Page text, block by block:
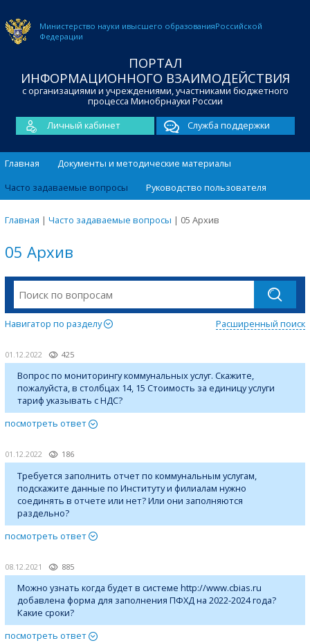
Министерство науки ивысшего образованияРоссийской
Федерации
ПОРТАЛ
ИНФОРМАЦИОННОГО ВЗАИМОДЕЙСТВИЯ
с организациями и учреждениями, участниками бюджетного
процесса Минобрнауки России
Личный кабинет
Служба поддержки
Главная
Документы и методические материалы
Часто задаваемые вопросы
Руководство пользователя
Главная | Часто задаваемые вопросы | 05 Архив
05 Архив
Навигатор по разделу Расширенный поиск
01.12.2022 425
Вопрос по мониторингу коммунальных услуг. Скажите,
пожалуйста, в столбцах 14, 15 Стоимость за единицу услуги
тариф указывать с НДС?
посмотреть ответ
01.12.2022 186
Требуется заполнить отчет по коммунальным услугам,
подскажите данные по Институту и филиалам нужно
соединять в отчете или нет? Или они заполняются
раздельно?
посмотреть ответ
08.12.2021 885
Можно узнать когда будет в системе http://www.cbias.ru
добавлена форма для заполнения ПФХД на 2022-2024 года?
Какие сроки?
посмотреть ответ